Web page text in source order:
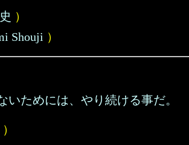
）
Shouji ）
いためには、やり続ける事だ。
）